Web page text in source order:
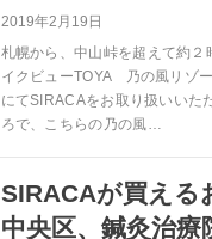
2019年2月19日
札幌から、中山峠を超えて約
イクビューTOYA 乃の風リゾ
にてSIRACAをお取り扱いいた
ろで、こちらの乃の風…
SIRACAが買える
中央区、鍼灸治